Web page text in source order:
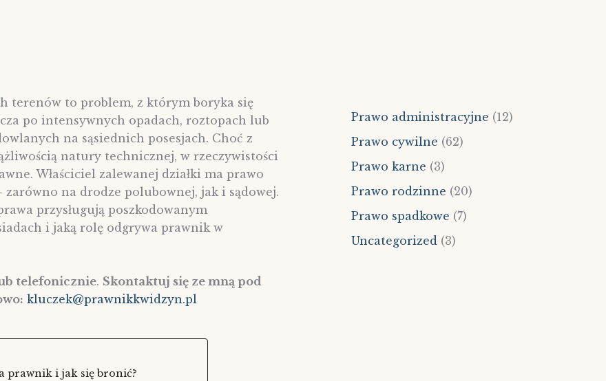
terenów to problem, z którym boryka się
po intensywnych opadach, roztopach lub
na sąsiednich posesjach. Choć z
natury technicznej, w rzeczywistości
Właściciel zalewanej działki ma prawo
na drodze polubownej, jak i sądowej.
przysługują poszkodowanym
i jaką rolę odgrywa prawnik w
telefonicznie. Skontaktuj się ze mną pod
kluczek@prawnikkwidzyn.pl
prawnik i jak się bronić?
Prawo administracyjne (12)
Prawo cywilne (62)
Prawo karne (3)
Prawo rodzinne (20)
Prawo spadkowe (7)
Uncategorized (3)